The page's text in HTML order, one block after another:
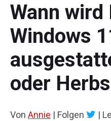
Wann
Windows
oder
Von Annie | Folgen |